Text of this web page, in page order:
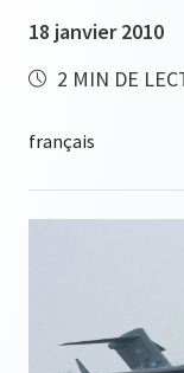
18 janvier 2010
2 MIN DE